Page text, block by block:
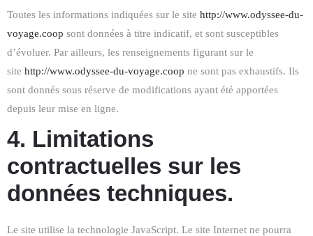
Toutes les informations indiquées sur le site http://www.odyssee-du-
voyage.coop sont données à titre indicatif, et sont susceptibles
d’évoluer. Par ailleurs, les renseignements figurant sur le
site http://www.odyssee-du-voyage.coop ne sont pas exhaustifs. Ils
sont donnés sous réserve de modifications ayant été apportées
depuis leur mise en ligne.
4. Limitations
contractuelles sur les
données techniques.
Le site utilise la technologie JavaScript. Le site Internet ne pourra